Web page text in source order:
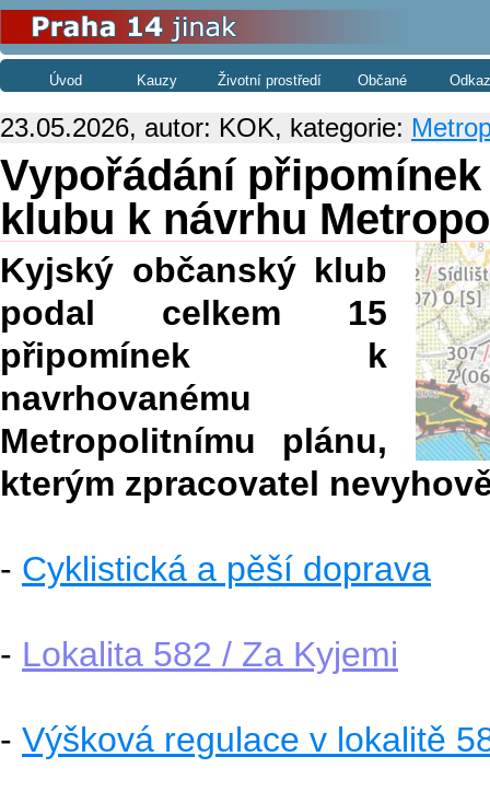
Úvod Kauzy Životní prostředí Občané
23.05.2026, autor: KOK, kategorie:
Vypořádání
klubu k návrhu
Kyjský občanský klub
podal celkem 15
připomínek k
navrhovanému
Metropolitnímu plánu,
kterým zpracovatel
- Cyklistická a pěší doprava
- Lokalita 582 / Za Kyjemi
- Výšková regulace v lokalitě